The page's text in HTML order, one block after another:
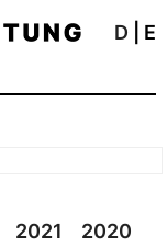
D E
2021
2020